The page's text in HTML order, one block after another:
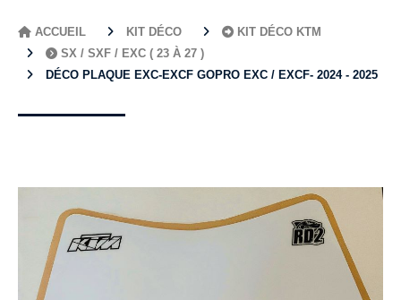
ACCUEIL KIT DÉCO
KIT DÉCO KTM
SX / SXF / EXC ( 23 À 27 )
DÉCO PLAQUE EXC-EXCF GOPRO EXC / EXCF- 2024 - 2025